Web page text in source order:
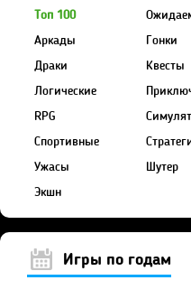
Топ 100
Аркады
Гонки
Драки
Квесты
Логические
RPG
Спортивные
Ужасы
Шутер
Экшн
Игры по годам